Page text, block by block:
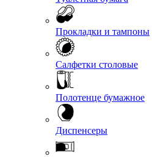
Прокладки и тампоны
Салфетки столовые
Полотенце бумажное
Диспенсеры